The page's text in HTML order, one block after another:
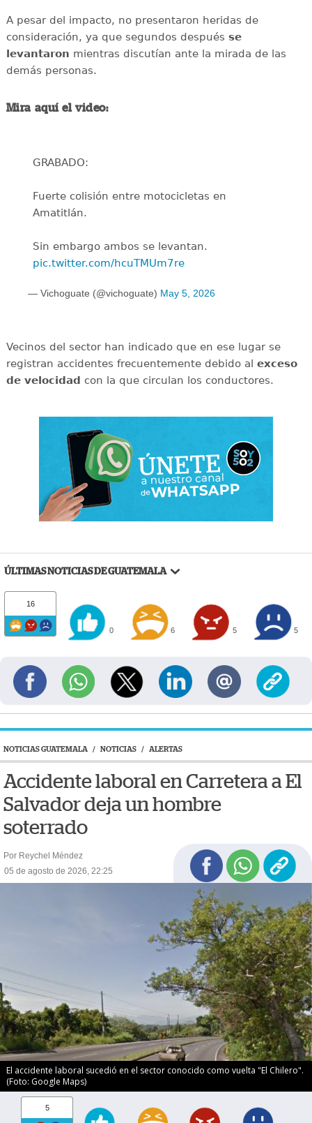
A pesar del impacto, no presentaron heridas de
consideración, ya que segundos después se
levantaron mientras discutían ante la mirada de las
demás personas.
Mira aquí el video:
GRABADO:
Fuerte colisión entre motocicletas en
Amatitlán.
Sin embargo ambos se levantan.
pic.twitter.com/hcuTMUm7re
— Vichoguate (@vichoguate) May 5, 2026
Vecinos del sector han indicado que en ese lugar se
registran accidentes frecuentemente debido al exceso
de velocidad con la que circulan los conductores.
ÚLTIMAS NOTICIAS DE GUATEMALA
16
0 6 5 5
NOTICIAS GUATEMALA / NOTICIAS / ALERTAS
Accidente laboral en Carretera a El
Salvador deja un hombre
soterrado
Por Reychel Méndez
05 de agosto de 2026, 22:25
El accidente laboral sucedió en el sector conocido como vuelta "El Chilero".
(Foto: Google Maps)
5